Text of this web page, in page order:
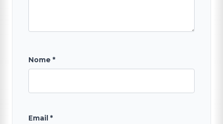
Nome *
Email *